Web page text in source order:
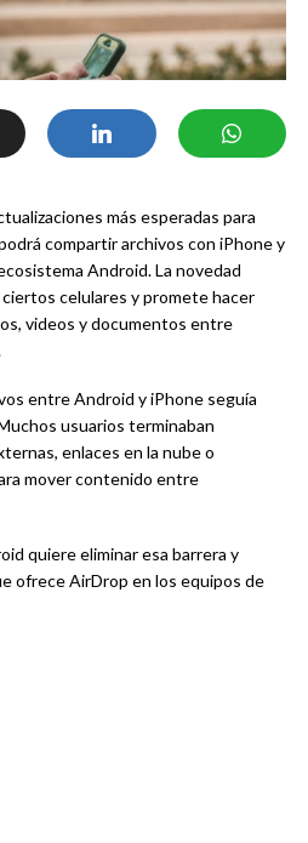
más esperadas para
compartir archivos con iPhone y
Android. La novedad
ciertos celulares y promete hacer
videos y documentos entre
entre Android y iPhone seguía
usuarios terminaban
enlaces en la nube o
mover contenido entre
quiere eliminar esa barrera y
ofrece AirDrop en los equipos de